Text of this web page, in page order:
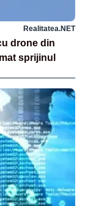
Realitatea.NET
drone din
sprijinul